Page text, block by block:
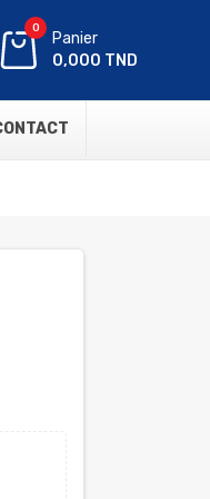
0
Panier
0,000 TND